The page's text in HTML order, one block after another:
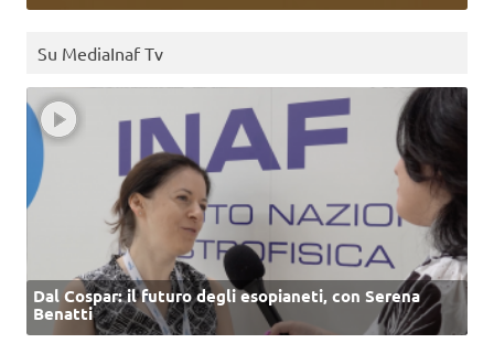
Su MediaInaf Tv
Dal Cospar: il futuro degli esopianeti, con Serena
Benatti